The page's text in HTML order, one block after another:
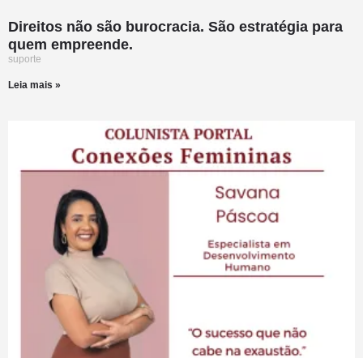
Direitos não são burocracia. São estratégia para
quem empreende.
suporte
Leia mais »